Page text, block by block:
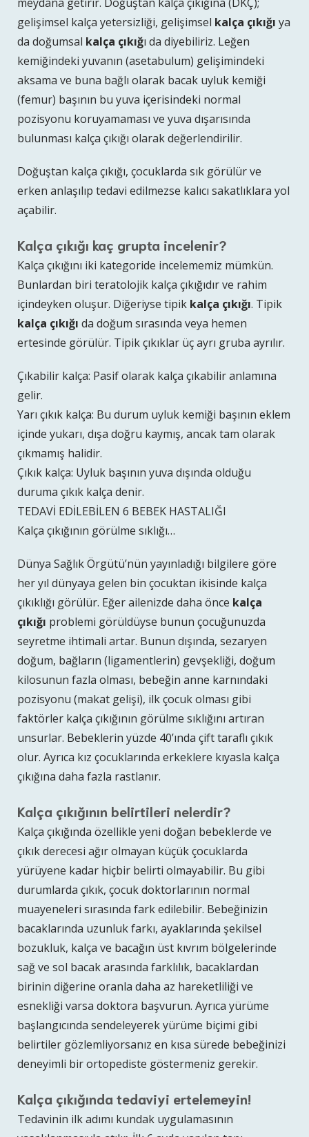
gelişimsel kalça yetersizliği, gelişimsel kalça çıkığı ya
da doğumsal kalça çıkığı da diyebiliriz. Leğen
kemiğindeki yuvanın (asetabulum) gelişimindeki
aksama ve buna bağlı olarak bacak uyluk kemiği
(femur) başının bu yuva içerisindeki normal
pozisyonu koruyamaması ve yuva dışarısında
bulunması kalça çıkığı olarak değerlendirilir.
Doğuştan kalça çıkığı, çocuklarda sık görülür ve
erken anlaşılıp tedavi edilmezse kalıcı sakatlıklara yol
açabilir.
Kalça çıkığı kaç grupta incelenir?
Kalça çıkığını iki kategoride incelememiz mümkün.
Bunlardan biri teratolojik kalça çıkığıdır ve rahim
içindeyken oluşur. Diğeriyse tipik kalça çıkığı. Tipik
kalça çıkığı da doğum sırasında veya hemen
ertesinde görülür. Tipik çıkıklar üç ayrı gruba ayrılır.
Çıkabilir kalça: Pasif olarak kalça çıkabilir anlamına
gelir.
Yarı çıkık kalça: Bu durum uyluk kemiği başının eklem
içinde yukarı, dışa doğru kaymış, ancak tam olarak
çıkmamış halidir.
Çıkık kalça: Uyluk başının yuva dışında olduğu
duruma çıkık kalça denir.
TEDAVİ EDİLEBİLEN 6 BEBEK HASTALIĞI
Kalça çıkığının görülme sıklığı…
Dünya Sağlık Örgütü’nün yayınladığı bilgilere göre
her yıl dünyaya gelen bin çocuktan ikisinde kalça
çıkıklığı görülür. Eğer ailenizde daha önce kalça
çıkığı problemi görüldüyse bunun çocuğunuzda
seyretme ihtimali artar. Bunun dışında, sezaryen
doğum, bağların (ligamentlerin) gevşekliği, doğum
kilosunun fazla olması, bebeğin anne karnındaki
pozisyonu (makat gelişi), ilk çocuk olması gibi
faktörler kalça çıkığının görülme sıklığını artıran
unsurlar. Bebeklerin yüzde 40’ında çift taraflı çıkık
olur. Ayrıca kız çocuklarında erkeklere kıyasla kalça
çıkığına daha fazla rastlanır.
Kalça çıkığının belirtileri nelerdir?
Kalça çıkığında özellikle yeni doğan bebeklerde ve
çıkık derecesi ağır olmayan küçük çocuklarda
yürüyene kadar hiçbir belirti olmayabilir. Bu gibi
durumlarda çıkık, çocuk doktorlarının normal
muayeneleri sırasında fark edilebilir. Bebeğinizin
bacaklarında uzunluk farkı, ayaklarında şekilsel
bozukluk, kalça ve bacağın üst kıvrım bölgelerinde
sağ ve sol bacak arasında farklılık, bacaklardan
birinin diğerine oranla daha az hareketliliği ve
esnekliği varsa doktora başvurun. Ayrıca yürüme
başlangıcında sendeleyerek yürüme biçimi gibi
belirtiler gözlemliyorsanız en kısa sürede bebeğinizi
deneyimli bir ortopediste göstermeniz gerekir.
Kalça çıkığında tedaviyi ertelemeyin!
Tedavinin ilk adımı kundak uygulamasının